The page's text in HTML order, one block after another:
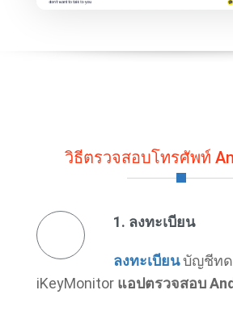
วิธีตรวจสอบโทรศัพท์
1. ลงทะเบียน
ลงทะเบียนบัญชีทด
iKeyMonitor แอปตรวจสอบ